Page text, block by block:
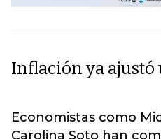
Inflación ya
Economistas como
Carolina Soto han